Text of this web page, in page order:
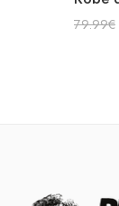
79.99€